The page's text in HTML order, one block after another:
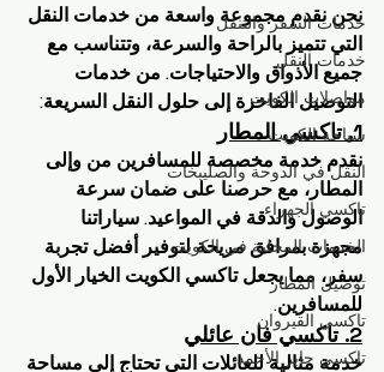
خدمات السفر والتنقل
خدمات النقل
مواصلات الكويت
سياحة الكويت
النقل في الدوحة والصليبخات
تاكسي الجهراء
الخدمات المحلية في الكويت
توصيل المطار
تاكسي القيروان
تاكسي جابر الأحمد
نحن نقدم مجموعة واسعة من خدمات النقل
التي تتميز بالراحة والسرعة، وتتناسب مع
جميع الأذواق والاحتياجات. من خدمات
التوصيل الفاخرة إلى حلول النقل السريعة:
1. تاكسي المطار
نقدم خدمة مخصصة للمسافرين من وإلى
المطار، مع حرصنا على ضمان سرعة
الوصول والدقة في المواعيد. سياراتنا
مجهزة بمرافق مريحة لتوفير أفضل تجربة
سفر، مما يجعل تاكسي الكويت الخيار الأول
للمسافرين.
2. تاكسي فان عائلي
خدمة مثالية للعائلات التي تحتاج إلى مساحة